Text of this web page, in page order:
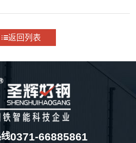
返回列表
0371-66885861